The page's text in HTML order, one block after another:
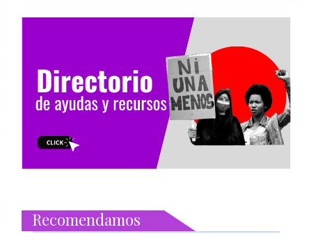
Recomendamos